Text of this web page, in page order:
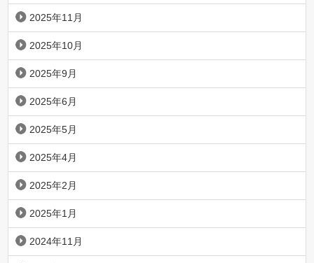
2025年11月
2025年10月
2025年9月
2025年6月
2025年5月
2025年4月
2025年2月
2025年1月
2024年11月